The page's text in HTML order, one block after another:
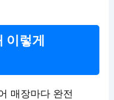
이렇게
매장마다 완전